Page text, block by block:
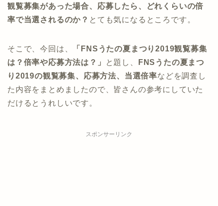
観覧募集があった場合、応募したら、どれくらいの倍
率で当選されるのか？ とても気になるところです。
そこで、今回は、
「FNSうたの夏まつり2019観覧募集
は？倍率や応募方法は？」
と題し、
FNSうたの夏まつ
り 2019の観覧募集、応募方法、当選倍率などを調査し
た内容をまとめましたので、皆さんの参考にしていた
だけるとうれしいです。
スポンサーリンク